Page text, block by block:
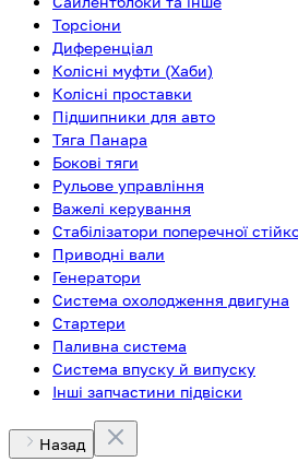
Торсіони
Диференціал
Колісні муфти (Хаби)
Колісні проставки
Підшипники для авто
Тяга Панара
Бокові тяги
Рульове управління
Важелі керування
Стабілізатори поперечної
Приводні вали
Генератори
Система охолодження двигуна
Стартери
Паливна система
Система впуску й випуску
Інші запчастини підвіски
Назад